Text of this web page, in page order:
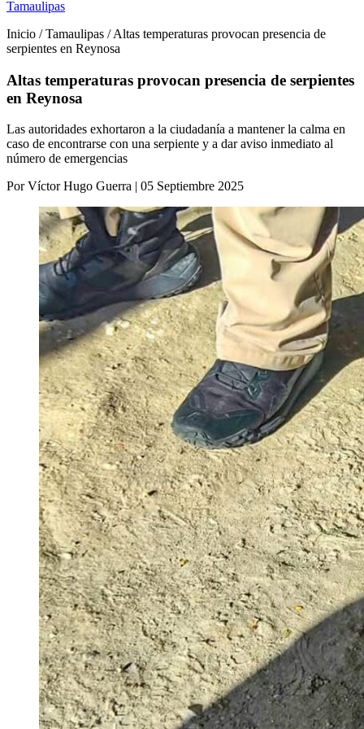
Tamaulipas
Inicio / Tamaulipas / Altas temperaturas provocan presencia de
serpientes en Reynosa
Altas temperaturas provocan presencia de serpientes
en Reynosa
Las autoridades exhortaron a la ciudadanía a mantener la calma en
caso de encontrarse con una serpiente y a dar aviso inmediato al
número de emergencias
Por Víctor Hugo Guerra | 05 Septiembre 2025